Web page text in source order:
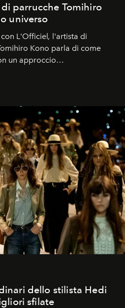
parrucche Tomihiro
universo
L'Officiel, l'artista di
Kono parla di come
un approccio
dello stilista Hedi
sfilate